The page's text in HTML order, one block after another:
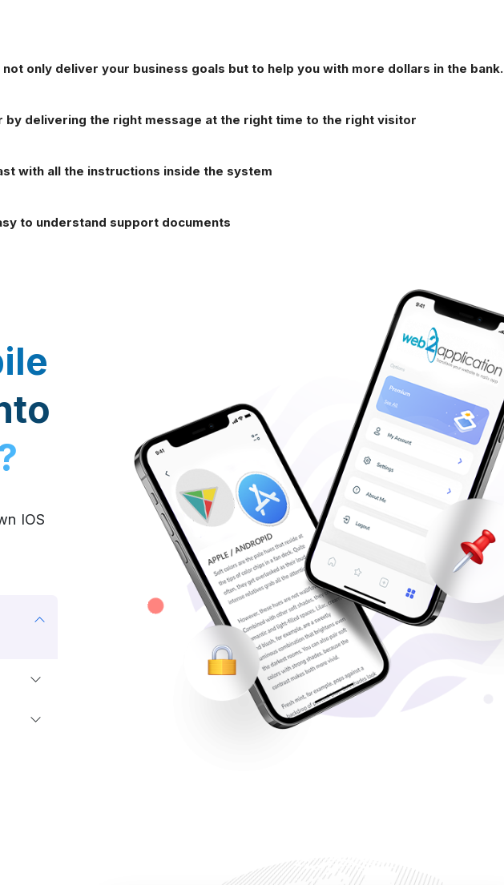
only deliver your business goals but to help you with more dollars in the bank.
delivering the right message at the right time to the right visitor
with all the instructions inside the system
to understand support documents
IOS